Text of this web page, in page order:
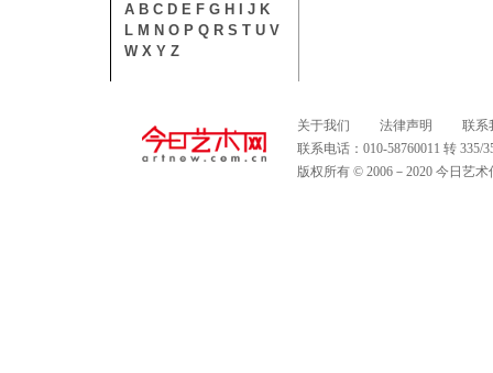
A B C D E F G H J K
L M N O P Q R S T U V
W X Y Z
关于我们 法律声明
联系
联系电话：010-58760011 转
版权所有 © 2006－2020 今日艺